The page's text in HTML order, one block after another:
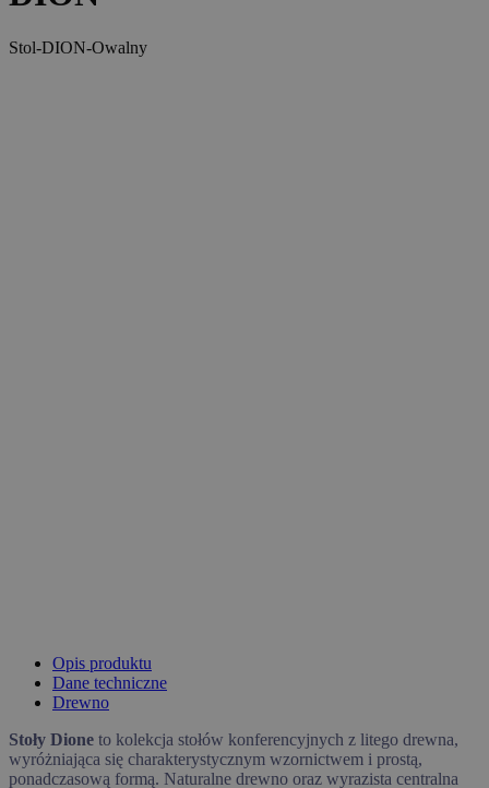
Stol-DION-Owalny
Opis produktu
Dane techniczne
Drewno
Stoły Dione to kolekcja stołów konferencyjnych z litego drewna,
wyróżniająca się charakterystycznym wzornictwem i prostą,
ponadczasową formą. Naturalne drewno oraz wyrazista centralna